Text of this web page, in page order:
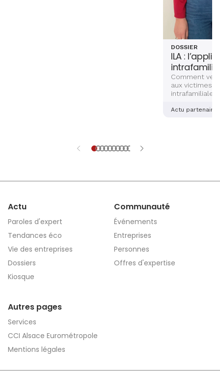
DOSSIER
ILA :
Comment
aux victimes
alsaciennes
Actu partenaire
Actu
Paroles d'expert
Tendances éco
Vie des entreprises
Dossiers
Kiosque
Communauté
Événements
Entreprises
Personnes
Offres d'expertise
Autres pages
Services
CCI Alsace Eurométropole
Mentions légales